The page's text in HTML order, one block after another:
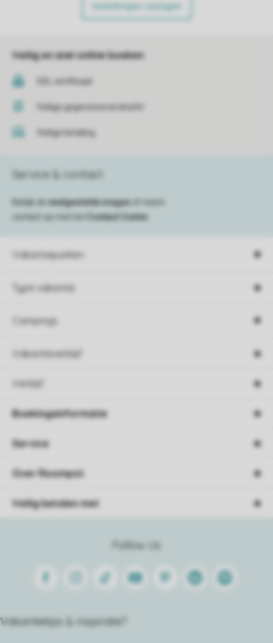
Instellingen wijzigen
Veilig en snel online boeken
SSL certificaat
Veilige gegevensoverdracht
Veilige betaling
Vakantieparken
Type vakantie
Campings
Vakantieverblijf
Verblijf
Service & contact
Bekijk de veelgestelde vragen
of neem
contact op met het
Contact Center
Follow Us
FacebookInstagram
Tiktok Youtube PinterestLinkedinSpotify
Vakantietips & inspiratie?
Boekingsinformatie
Service
Over Roompot
Veilig betalen met